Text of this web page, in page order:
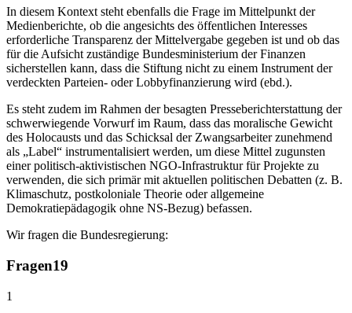
In diesem Kontext steht ebenfalls die Frage im Mittelpunkt der
Medienberichte, ob die angesichts des öffentlichen Interesses
erforderliche Transparenz der Mittelvergabe gegeben ist und ob das
für die Aufsicht zuständige Bundesministerium der Finanzen
sicherstellen kann, dass die Stiftung nicht zu einem Instrument der
verdeckten Parteien- oder Lobbyfinanzierung wird (ebd.).
Es steht zudem im Rahmen der besagten Presseberichterstattung der
schwerwiegende Vorwurf im Raum, dass das moralische Gewicht
des Holocausts und das Schicksal der Zwangsarbeiter zunehmend
als „Label“ instrumentalisiert werden, um diese Mittel zugunsten
einer politisch-aktivistischen NGO-Infrastruktur für Projekte zu
verwenden, die sich primär mit aktuellen politischen Debatten (z. B.
Klimaschutz, postkoloniale Theorie oder allgemeine
Demokratiepädagogik ohne NS-Bezug) befassen.
Wir fragen die Bundesregierung:
Fragen19
1